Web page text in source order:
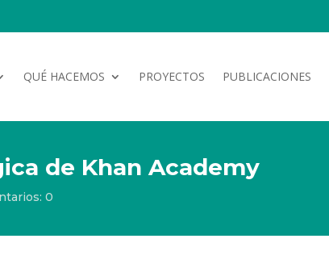
QUÉ HACEMOS PROYECTOS PUBLICACIONES
de Khan Academy
0